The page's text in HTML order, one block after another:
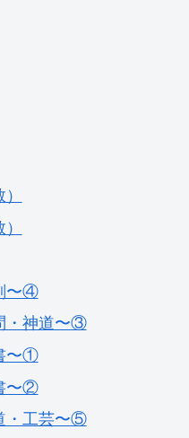
〜④
・神道〜③
〜①
〜②
・工芸〜⑤